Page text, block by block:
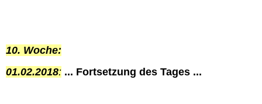
10. Woche:
01.02.2018: ... Fortsetzung des Tages ...